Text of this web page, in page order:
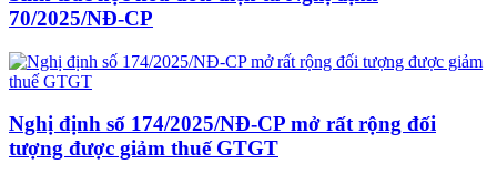
70/2025/NĐ-CP
Nghị định số 174/2025/NĐ-CP mở rất rộng đối
tượng được giảm thuế GTGT